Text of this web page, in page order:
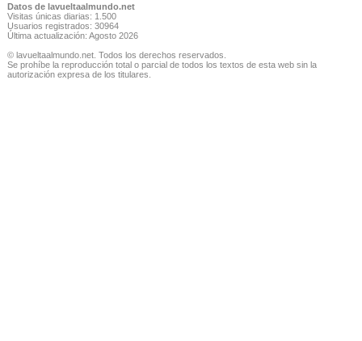
Datos de lavueltaalmundo.net
Visitas únicas diarias: 1.500
Usuarios registrados: 30964
Última actualización: Agosto 2026
© lavueltaalmundo.net. Todos los derechos reservados.
Se prohíbe la reproducción total o parcial de todos los textos de esta web sin la
autorización expresa de los titulares.